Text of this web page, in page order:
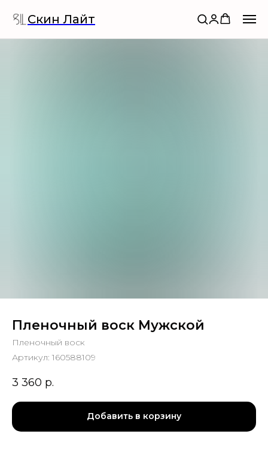
Скин Лайт
Пленочный воск Мужской
Пленочный воск
Артикул: 160588109
3 360 р.
Добавить в корзину